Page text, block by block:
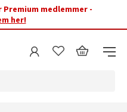
medlemmer -
her!